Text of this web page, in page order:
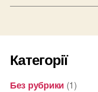
Категорії
Без рубрики (1)